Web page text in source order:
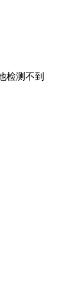
检测不到